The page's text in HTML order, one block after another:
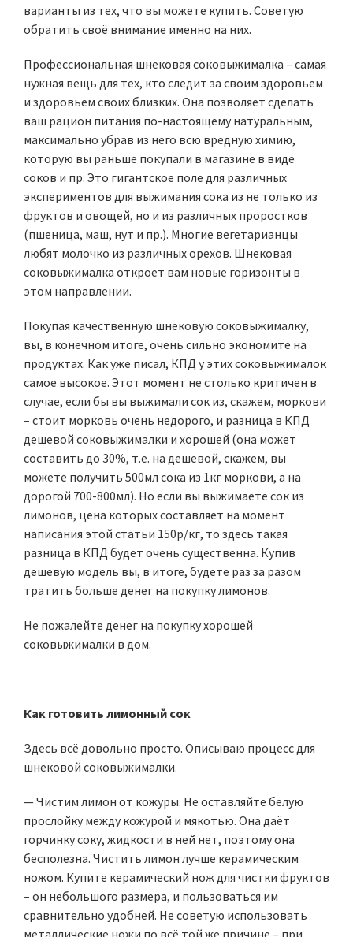
варианты из тех, что вы можете купить. Советую
обратить своё внимание именно на них.
Профессиональная шнековая соковыжималка – самая
нужная вещь для тех, кто следит за своим здоровьем
и здоровьем своих близких. Она позволяет сделать
ваш рацион питания по-настоящему натуральным,
максимально убрав из него всю вредную химию,
которую вы раньше покупали в магазине в виде
соков и пр. Это гигантское поле для различных
экспериментов для выжимания сока из не только из
фруктов и овощей, но и из различных проростков
(пшеница, маш, нут и пр.). Многие вегетарианцы
любят молочко из различных орехов. Шнековая
соковыжималка откроет вам новые горизонты в
этом направлении.
Покупая качественную шнековую соковыжималку,
вы, в конечном итоге, очень сильно экономите на
продуктах. Как уже писал, КПД у этих соковыжималок
самое высокое. Этот момент не столько критичен в
случае, если бы вы выжимали сок из, скажем, моркови
– стоит морковь очень недорого, и разница в КПД
дешевой соковыжималки и хорошей (она может
составить до 30%, т.е. на дешевой, скажем, вы
можете получить 500мл сока из 1кг моркови, а на
дорогой 700-800мл). Но если вы выжимаете сок из
лимонов, цена которых составляет на момент
написания этой статьи 150р/кг, то здесь такая
разница в КПД будет очень существенна. Купив
дешевую модель вы, в итоге, будете раз за разом
тратить больше денег на покупку лимонов.
Не пожалейте денег на покупку хорошей
соковыжималки в дом.
Как готовить лимонный сок
Здесь всё довольно просто. Описываю процесс для
шнековой соковыжималки.
— Чистим лимон от кожуры. Не оставляйте белую
прослойку между кожурой и мякотью. Она даёт
горчинку соку, жидкости в ней нет, поэтому она
бесполезна. Чистить лимон лучше керамическим
ножом. Купите керамический нож для чистки фруктов
– он небольшого размера, и пользоваться им
сравнительно удобней. Не советую использовать
металлические ножи по всё той же причине – при